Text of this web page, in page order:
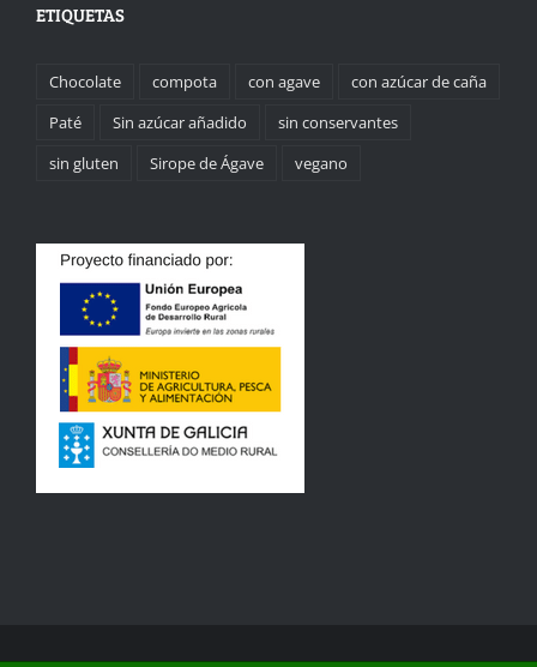
ETIQUETAS
Chocolate compota con agave
con azúcar de caña
Paté
Sin azúcar añadido
sin conservantes
sin gluten
Sirope de Ágave vegano